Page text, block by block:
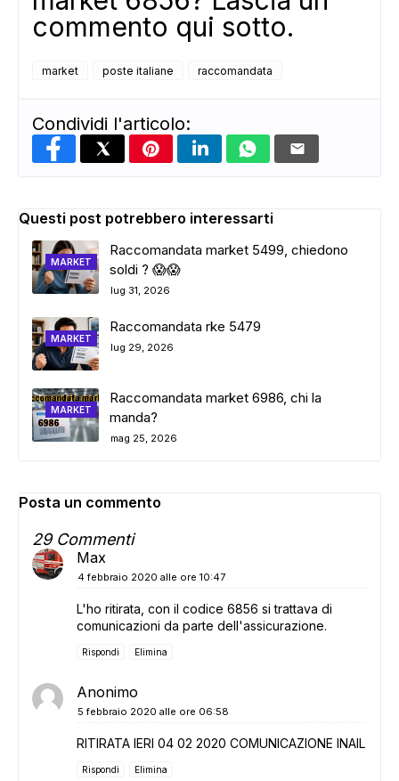
commento qui sotto.
market poste italiane raccomandata
Condividi l'articolo:
Questi post potrebbero interessarti
MARKET
Raccomandata market 5499, chiedono
soldi ? 😱😱
lug 31, 2026
MARKET
Raccomandata rke 5479
lug 29, 2026
MARKET
Raccomandata market 6986, chi la
manda?
mag 25, 2026
Posta un commento
29 Commenti
Max
4 febbraio 2020 alle ore 10:47
L'ho ritirata, con il codice 6856 si trattava di
comunicazioni da parte dell'assicurazione.
Rispondi Elimina
Anonimo
5 febbraio 2020 alle ore 06:58
RITIRATA IERI 04 02 2020 COMUNICAZIONE INAIL
Rispondi Elimina